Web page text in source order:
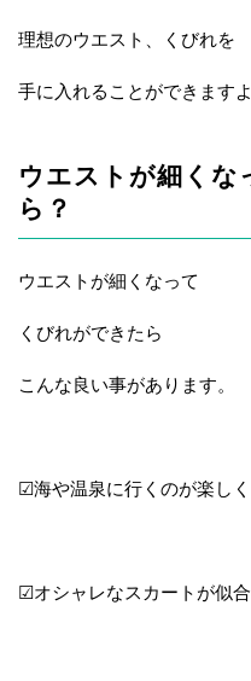
理想のウエスト、くびれを
手に入れることができますよ
ウエストが細くな
ら？
ウエストが細くなって
くびれができたら
こんな良い事があります。
☑海や温泉に行くのが楽し
☑オシャレなスカートが似合